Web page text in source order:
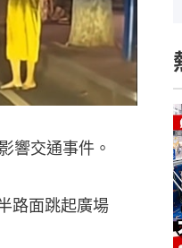
響交通事件。
路面跳起廣場